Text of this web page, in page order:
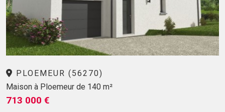
PLOEMEUR (56270)
Maison à Ploemeur de 140 m²
713 000 €